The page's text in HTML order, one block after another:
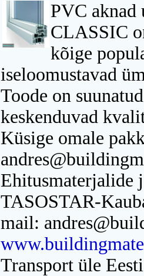
PVC aknad
CLASSIC
kõige
iseloomustavad
Toode on
keskenduvad
Küsige omale
Ehitusmaterjalide
TASOSTAR-
mail:
Transport üle Eesti